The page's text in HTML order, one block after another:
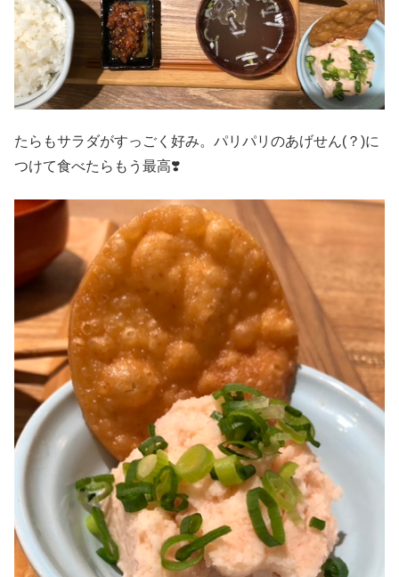
たらもサラダがすっごく好み。パリパリのあげせん(？)に
つけて食べたらもう最高❣️